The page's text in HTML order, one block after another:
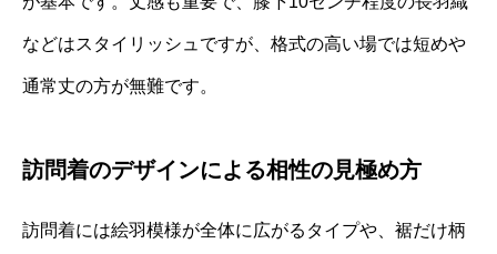
などはスタイリッシュですが、格式の高い場では短めや
通常丈の方が無難です。
訪問着のデザインによる相性の見極め方
訪問着には絵羽模様が全体に広がるタイプや、裾だけ柄